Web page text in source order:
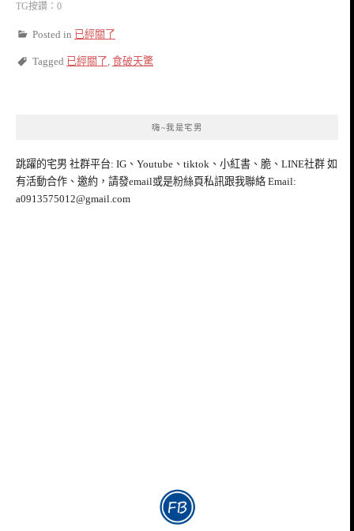
TG按讚：0
Posted in 已經關了
Tagged 已經關了 食破天驚
嗨~我是宅男
跳躍的宅男 社群平台: IG、Youtube、tiktok、小紅書、脆、LINE社群 如
有活動合作、邀約，請發email或是粉絲頁私訊跟我聯絡 Email:
a0913575012@gmail.com